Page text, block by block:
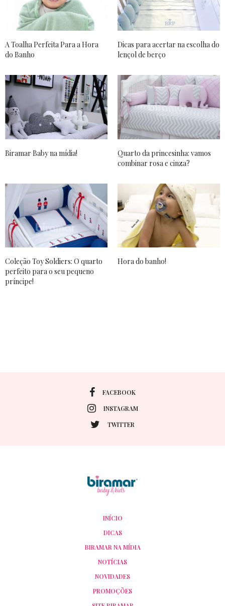
A Toalha Perfeita Para a Hora
do Banho
Dicas para acertar na escolha do
lençol de berço
Biramar Baby na mídia!
Quarto da princesinha: vamos
combinar rosa e cinza?
Coleção Toy Soldiers: O quarto
perfeito para o seu pequeno
príncipe!
Hora do banho!
FACEBOOK
INSTAGRAM
TWITTER
INÍCIO
DICAS
BIRAMAR NA MÍDIA
NOTÍCIAS
NOVIDADES
PROMOÇÕES